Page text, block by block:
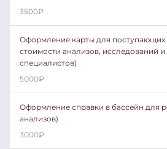
3500₽
Оформление карты для поступающих
стоимости анализов, исследований
специалистов)
5000₽
Оформление справки в бассейн для
анализов)
3000₽